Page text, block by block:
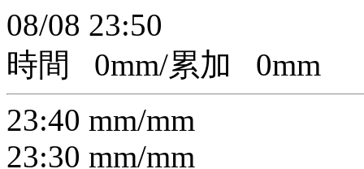
08/08 23:50
時間
0mm/累加 0mm
23:40 mm/mm
23:30 mm/mm